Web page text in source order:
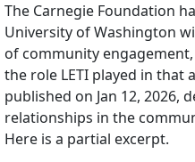
The Carnegie Foundation
University of Washington
of community
the role LETI played in that
published on Jan 12, 2026,
relationships in the
Here is a partial excerpt.